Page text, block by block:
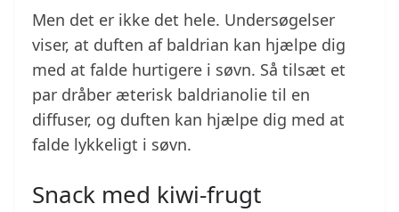
Men det er ikke det hele. Undersøgelser
viser, at duften af baldrian kan hjælpe dig
med at falde hurtigere i søvn. Så tilsæt et
par dråber æterisk baldrianolie til en
diffuser, og duften kan hjælpe dig med at
falde lykkeligt i søvn.
Snack med kiwi-frugt